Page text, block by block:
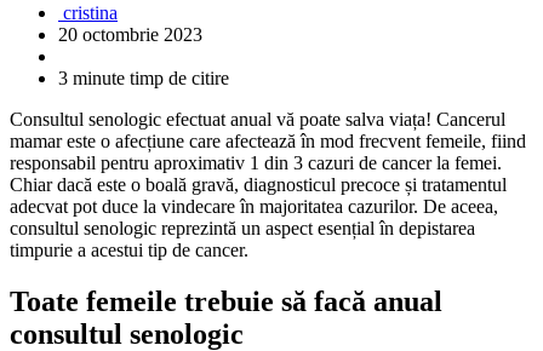
cristina
20 octombrie 2023
3 minute timp de citire
Consultul senologic efectuat anual vă poate salva viața! Cancerul
mamar este o afecțiune care afectează în mod frecvent femeile, fiind
responsabil pentru aproximativ 1 din 3 cazuri de cancer la femei.
Chiar dacă este o boală gravă, diagnosticul precoce și tratamentul
adecvat pot duce la vindecare în majoritatea cazurilor. De aceea,
consultul senologic reprezintă un aspect esențial în depistarea
timpurie a acestui tip de cancer.
Toate femeile trebuie să facă anual
consultul senologic